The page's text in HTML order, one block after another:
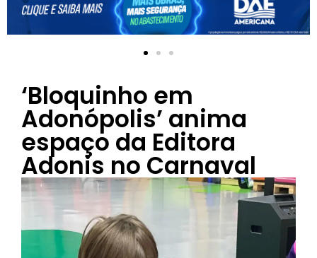
‘Bloquinho em
Adonópolis’ anima
espaço da Editora
Adonis no Carnaval